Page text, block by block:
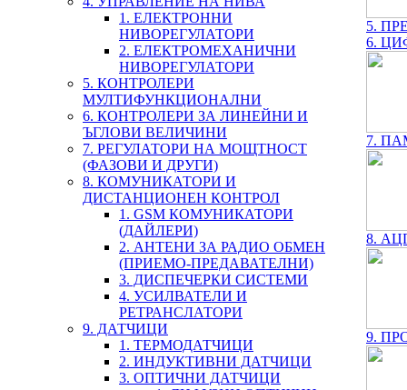
1. ЕЛЕКТРОННИ
НИВОРЕГУЛАТОРИ
2. ЕЛЕКТРОМЕХАНИЧНИ
НИВОРЕГУЛАТОРИ
5. КОНТРОЛЕРИ
МУЛТИФУНКЦИОНАЛНИ
6. КОНТРОЛЕРИ ЗА ЛИНЕЙНИ И
ЪГЛОВИ ВЕЛИЧИНИ
7. РЕГУЛАТОРИ НА МОЩТНОСТ
(ФАЗОВИ И ДРУГИ)
8. КОМУНИКАТОРИ И
ДИСТАНЦИОНЕН КОНТРОЛ
1. GSM КОМУНИКАТОРИ
(ДАЙЛЕРИ)
2. АНТЕНИ ЗА РАДИО ОБМЕН
(ПРИЕМО-ПРЕДАВАТЕЛНИ)
3. ДИСПЕЧЕРКИ СИСТЕМИ
4. УСИЛВАТЕЛИ И
РЕТРАНСЛАТОРИ
9. ДАТЧИЦИ
1. ТЕРМОДАТЧИЦИ
2. ИНДУКТИВНИ ДАТЧИЦИ
3. ОПТИЧНИ ДАТЧИЦИ
5.
6.
7.
8.
9.